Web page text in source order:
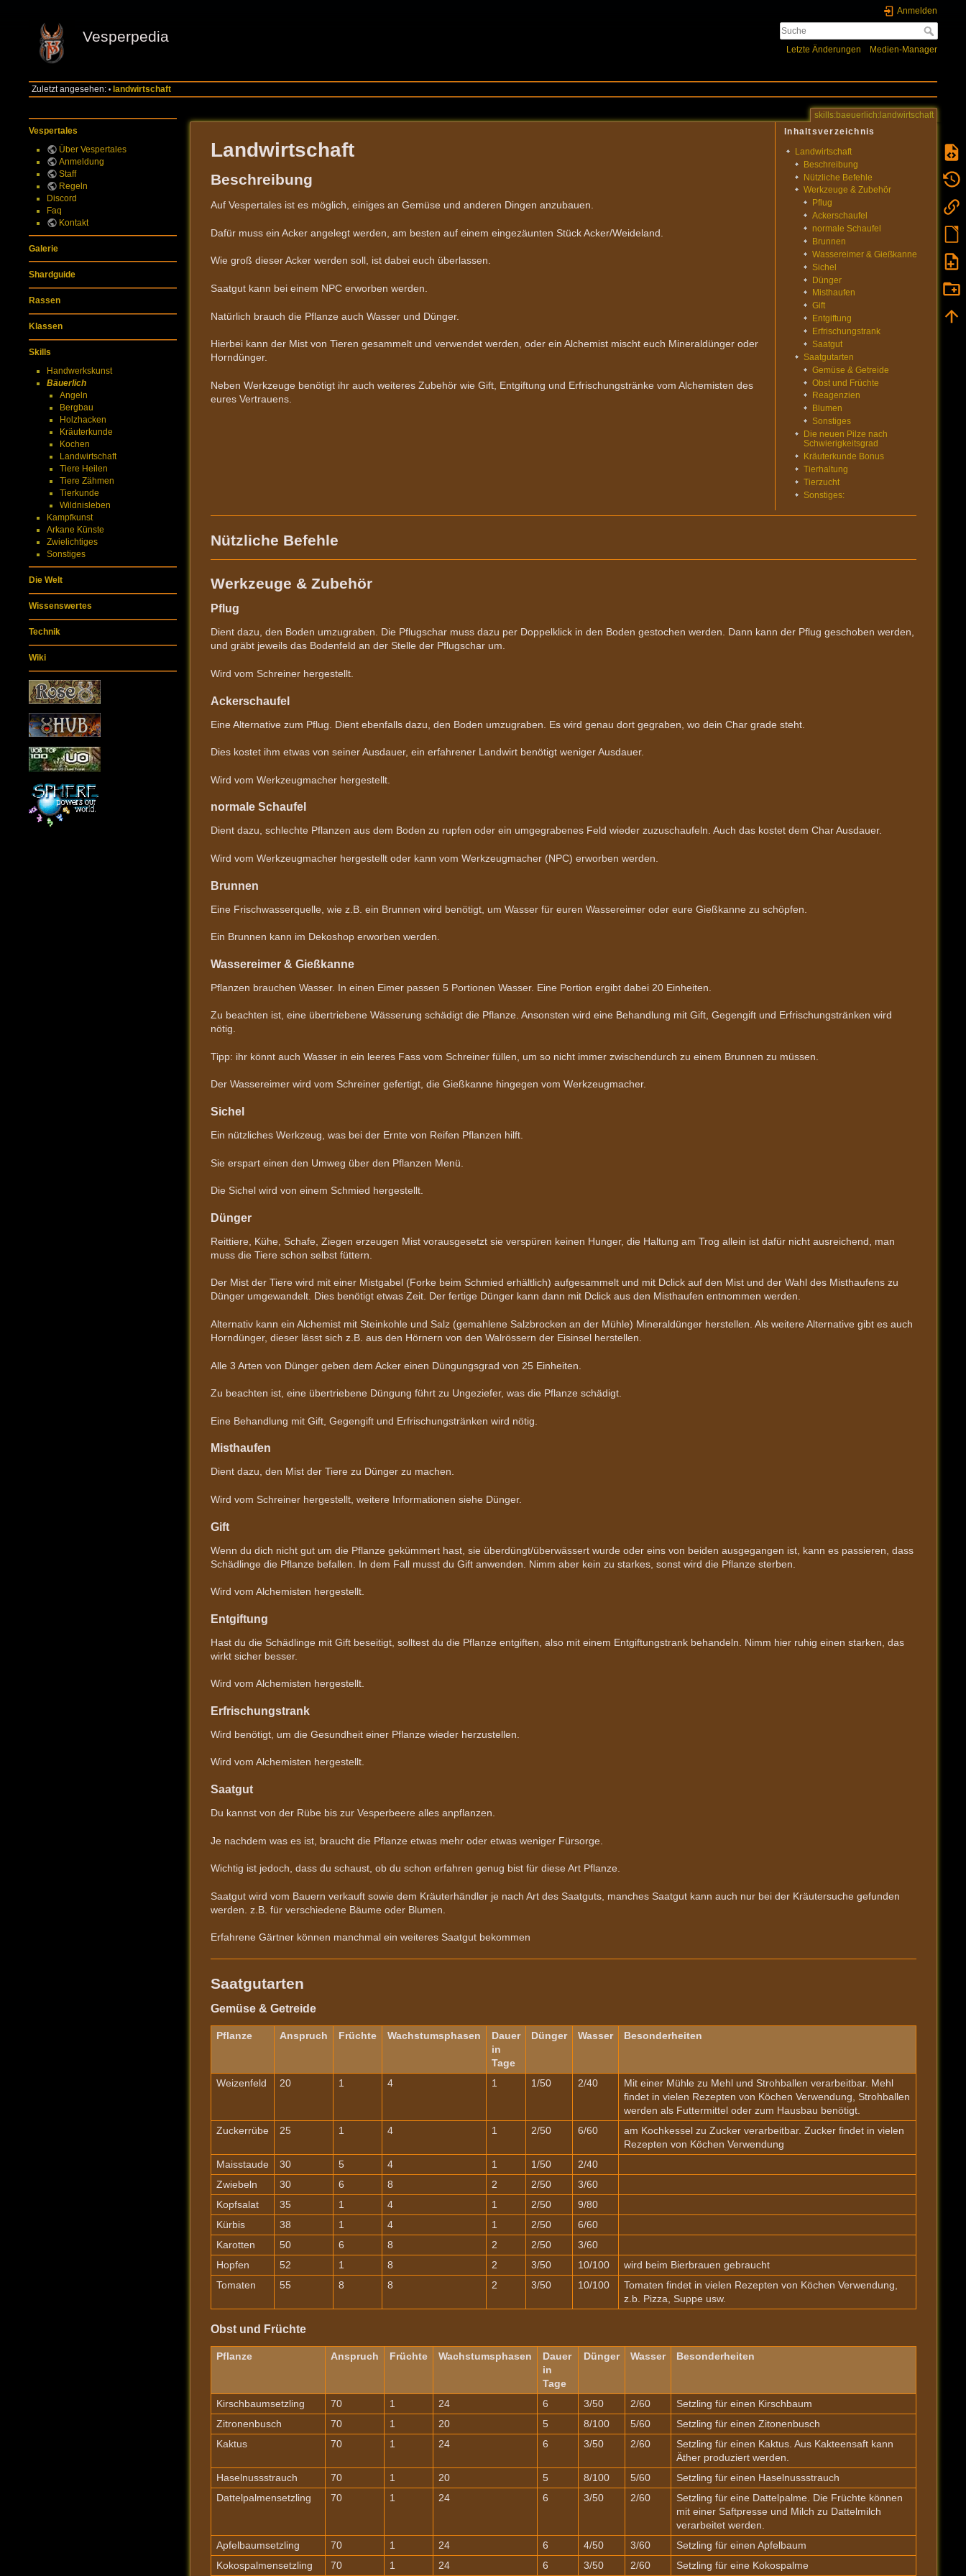
Vesperpedia
Anmelden
Letzte Änderungen Medien-Manager
Zuletzt angesehen: • landwirtschaft
Vespertales
Über Vespertales
Anmeldung
Staff
Regeln
Discord
Faq
Kontakt
Galerie
Shardguide
Rassen
Klassen
Skills
Handwerkskunst
Bäuerlich
Angeln
Bergbau
Holzhacken
Kräuterkunde
Kochen
Landwirtschaft
Tiere Heilen
Tiere Zähmen
Tierkunde
Wildnisleben
Kampfkunst
Arkane Künste
Zwielichtiges
Sonstiges
Die Welt
Wissenswertes
Technik
Wiki
skills:baeuerlich:landwirtschaft
Inhaltsverzeichnis
Landwirtschaft
Beschreibung
Nützliche Befehle
Werkzeuge & Zubehör
Pflug
Ackerschaufel
normale Schaufel
Brunnen
Wassereimer & Gießkanne
Sichel
Dünger
Misthaufen
Gift
Entgiftung
Erfrischungstrank
Saatgut
Saatgutarten
Gemüse & Getreide
Obst und Früchte
Reagenzien
Blumen
Sonstiges
Die neuen Pilze nach
Schwierigkeitsgrad
Kräuterkunde Bonus
Tierhaltung
Tierzucht
Sonstiges:
Landwirtschaft
Beschreibung
Auf Vespertales ist es möglich, einiges an Gemüse und anderen Dingen anzubauen.
Dafür muss ein Acker angelegt werden, am besten auf einem eingezäunten Stück Acker/Weideland.
Wie groß dieser Acker werden soll, ist dabei euch überlassen.
Saatgut kann bei einem NPC erworben werden.
Natürlich brauch die Pflanze auch Wasser und Dünger.
Hierbei kann der Mist von Tieren gesammelt und verwendet werden, oder ein Alchemist mischt euch Mineraldünger oder
Horndünger.
Neben Werkzeuge benötigt ihr auch weiteres Zubehör wie Gift, Entgiftung und Erfrischungstränke vom Alchemisten des
eures Vertrauens.
Nützliche Befehle
Werkzeuge & Zubehör
Pflug
Dient dazu, den Boden umzugraben. Die Pflugschar muss dazu per Doppelklick in den Boden gestochen werden. Dann kann der Pflug geschoben werden,
und gräbt jeweils das Bodenfeld an der Stelle der Pflugschar um.
Wird vom Schreiner hergestellt.
Ackerschaufel
Eine Alternative zum Pflug. Dient ebenfalls dazu, den Boden umzugraben. Es wird genau dort gegraben, wo dein Char grade steht.
Dies kostet ihm etwas von seiner Ausdauer, ein erfahrener Landwirt benötigt weniger Ausdauer.
Wird vom Werkzeugmacher hergestellt.
normale Schaufel
Dient dazu, schlechte Pflanzen aus dem Boden zu rupfen oder ein umgegrabenes Feld wieder zuzuschaufeln. Auch das kostet dem Char Ausdauer.
Wird vom Werkzeugmacher hergestellt oder kann vom Werkzeugmacher (NPC) erworben werden.
Brunnen
Eine Frischwasserquelle, wie z.B. ein Brunnen wird benötigt, um Wasser für euren Wassereimer oder eure Gießkanne zu schöpfen.
Ein Brunnen kann im Dekoshop erworben werden.
Wassereimer & Gießkanne
Pflanzen brauchen Wasser. In einen Eimer passen 5 Portionen Wasser. Eine Portion ergibt dabei 20 Einheiten.
Zu beachten ist, eine übertriebene Wässerung schädigt die Pflanze. Ansonsten wird eine Behandlung mit Gift, Gegengift und Erfrischungstränken wird
nötig.
Tipp: ihr könnt auch Wasser in ein leeres Fass vom Schreiner füllen, um so nicht immer zwischendurch zu einem Brunnen zu müssen.
Der Wassereimer wird vom Schreiner gefertigt, die Gießkanne hingegen vom Werkzeugmacher.
Sichel
Ein nützliches Werkzeug, was bei der Ernte von Reifen Pflanzen hilft.
Sie erspart einen den Umweg über den Pflanzen Menü.
Die Sichel wird von einem Schmied hergestellt.
Dünger
Reittiere, Kühe, Schafe, Ziegen erzeugen Mist vorausgesetzt sie verspüren keinen Hunger, die Haltung am Trog allein ist dafür nicht ausreichend, man
muss die Tiere schon selbst füttern.
Der Mist der Tiere wird mit einer Mistgabel (Forke beim Schmied erhältlich) aufgesammelt und mit Dclick auf den Mist und der Wahl des Misthaufens zu
Dünger umgewandelt. Dies benötigt etwas Zeit. Der fertige Dünger kann dann mit Dclick aus den Misthaufen entnommen werden.
Alternativ kann ein Alchemist mit Steinkohle und Salz (gemahlene Salzbrocken an der Mühle) Mineraldünger herstellen. Als weitere Alternative gibt es auch
Horndünger, dieser lässt sich z.B. aus den Hörnern von den Walrössern der Eisinsel herstellen.
Alle 3 Arten von Dünger geben dem Acker einen Düngungsgrad von 25 Einheiten.
Zu beachten ist, eine übertriebene Düngung führt zu Ungeziefer, was die Pflanze schädigt.
Eine Behandlung mit Gift, Gegengift und Erfrischungstränken wird nötig.
Misthaufen
Dient dazu, den Mist der Tiere zu Dünger zu machen.
Wird vom Schreiner hergestellt, weitere Informationen siehe Dünger.
Gift
Wenn du dich nicht gut um die Pflanze gekümmert hast, sie überdüngt/überwässert wurde oder eins von beiden ausgegangen ist, kann es passieren, dass
Schädlinge die Pflanze befallen. In dem Fall musst du Gift anwenden. Nimm aber kein zu starkes, sonst wird die Pflanze sterben.
Wird vom Alchemisten hergestellt.
Entgiftung
Hast du die Schädlinge mit Gift beseitigt, solltest du die Pflanze entgiften, also mit einem Entgiftungstrank behandeln. Nimm hier ruhig einen starken, das
wirkt sicher besser.
Wird vom Alchemisten hergestellt.
Erfrischungstrank
Wird benötigt, um die Gesundheit einer Pflanze wieder herzustellen.
Wird vom Alchemisten hergestellt.
Saatgut
Du kannst von der Rübe bis zur Vesperbeere alles anpflanzen.
Je nachdem was es ist, braucht die Pflanze etwas mehr oder etwas weniger Fürsorge.
Wichtig ist jedoch, dass du schaust, ob du schon erfahren genug bist für diese Art Pflanze.
Saatgut wird vom Bauern verkauft sowie dem Kräuterhändler je nach Art des Saatguts, manches Saatgut kann auch nur bei der Kräutersuche gefunden
werden. z.B. für verschiedene Bäume oder Blumen.
Erfahrene Gärtner können manchmal ein weiteres Saatgut bekommen
Saatgutarten
Gemüse & Getreide
Pflanze Anspruch Früchte Wachstumsphasen
Dauer
in
Tage
Dünger Wasser Besonderheiten
Weizenfeld 20 1 4 1 1/50 2/40
Mit einer Mühle zu Mehl und Strohballen verarbeitbar. Mehl
findet in vielen Rezepten von Köchen Verwendung, Strohballen
werden als Futtermittel oder zum Hausbau benötigt.
Zuckerrübe
25 1 4 1 2/50 6/60
am Kochkessel zu Zucker verarbeitbar. Zucker findet in vielen
Rezepten von Köchen Verwendung
Maisstaude
30 5 4 1 1/50
2/40
Zwiebeln
30 6 8 2 2/50
3/60
Kopfsalat
35 1 4 1 2/50
9/80
Kürbis
38 1 4 1 2/50
6/60
Karotten
50 6 8 2 2/50
3/60
Hopfen
52 1 8 2 3/50 10/100
wird beim Bierbrauen gebraucht
Tomaten
55 8 8 2 3/50 10/100
Tomaten findet in vielen Rezepten von Köchen Verwendung,
z.b. Pizza, Suppe usw.
Obst und Früchte
Pflanze Anspruch Früchte Wachstumsphasen
Dauer
in
Tage
Dünger Wasser Besonderheiten
Kirschbaumsetzling 70 1 24 6 3/50 2/60
Setzling für einen Kirschbaum
Zitronenbusch
70 1 20 5 8/100 5/60
Setzling für einen Zitonenbusch
Kaktus
70 1 24 6 3/50 2/60
Setzling für einen Kaktus. Aus Kakteensaft kann
Äther produziert werden.
Haselnussstrauch
70 1 20 5 8/100 5/60
Setzling für einen Haselnussstrauch
Dattelpalmensetzling
70 1 24 6 3/50 2/60
Setzling für eine Dattelpalme. Die Früchte können
mit einer Saftpresse und Milch zu Dattelmilch
verarbeitet werden.
Apfelbaumsetzling
70 1 24 6 4/50 3/60
Setzling für einen Apfelbaum
Kokospalmensetzling
70 1 24 6 3/50 2/60 Setzling für eine Kokospalme